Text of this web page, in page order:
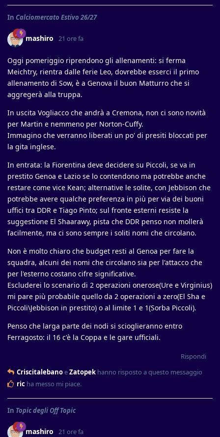
In Calciomercato Estivo 26/27
mashiro 21 ore fa
Oggi pomeriggio riprendono gli allenamenti: si ferma
Meichtry, rientra dalle ferie Leo, dovrebbe esserci il primo
allenamento di Sow, è a Genova il buon Matturro che si
aggregerà alla truppa.
In uscita Vogliacco che andrà a Cremona, non ci sono novità
per Martin e nemmeno per Norton-Cuffy.
Immagino che verranno liberati un po' di presiti bloccati per
la gita inglese.
In entrata: la Fiorentina deve decidere su Piccoli, se va in
prestito Genoa e Lazio se lo contendono ma potrebbe anche
restare come vice Kean; alternative le solite, con Jebbison che
potrebbe avere qualche preferenza in più per via dei buoni
uffici tra DDR e Tiago Pinto; sul fronte esterni resiste la
suggestione El Shaarawy, pista che DDR penso non mollerà
facilmente, ma ci sono sempre i soliti nomi che circolano.
Non è molto chiaro che budget resti al Genoa per fare la
squadra, alcuni dei nomi che circolano sia per l'attacco che
per l'esterno costano cifre significative.
Escluderei lo scenario di 2 operazioni onerose(Ure e Virginius)
mi pare più probabile quello da 2 operazioni a zero(El Sha e
Piccoli\Jebbison in prestito) o al limite 1 e 1(Sorba Piccoli).
Penso che larga parte dei nodi si scioglieranno entro
Ferragosto: il 16 c'è la Coppa e le gare ufficiali.
Rispondi
CriscitalebanoeZatopek hanno risposto a questo messaggio
ric ha messo mi piace.
In Topic degli Off Topic
mashiro 21 ore fa